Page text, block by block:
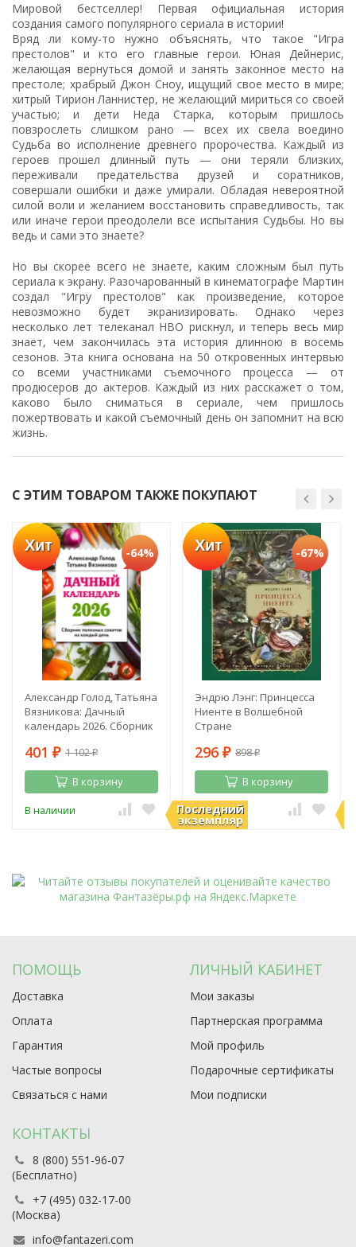
Мировой бестселлер! Первая официальная история
создания самого популярного сериала в истории!
Вряд ли кому-то нужно объяснять, что такое "Игра
престолов" и кто его главные герои. Юная Дейнерис,
желающая вернуться домой и занять законное место на
престоле; храбрый Джон Сноу, ищущий свое место в мире;
хитрый Тирион Ланнистер, не желающий мириться со своей
участью; и дети Неда Старка, которым пришлось
повзрослеть слишком рано — всех их свела воедино
Судьба во исполнение древнего пророчества. Каждый из
героев прошел длинный путь — они теряли близких,
переживали предательства друзей и соратников,
совершали ошибки и даже умирали. Обладая невероятной
силой воли и желанием восстановить справедливость, так
или иначе герои преодолели все испытания Судьбы. Но вы
ведь и сами это знаете?
Но вы скорее всего не знаете, каким сложным был путь
сериала к экрану. Разочарованный в кинематографе Мартин
создал "Игру престолов" как произведение, которое
невозможно будет экранизировать. Однако через
несколько лет телеканал HBO рискнул, и теперь весь мир
знает, чем закончилась эта история длинною в восемь
сезонов. Эта книга основана на 50 откровенных интервью
со всеми участниками съемочного процесса — от
продюсеров до актеров. Каждый из них расскажет о том,
каково было сниматься в сериале, чем пришлось
пожертвовать и какой съемочный день он запомнит на всю
жизнь.
С ЭТИМ ТОВАРОМ ТАКЖЕ ПОКУПАЮТ
Хит -64%
Александр Голод, Татьяна
Вязникова: Дачный
календарь 2026. Сборник
каждый день
401 ₽ 1 102₽
В корзину
В наличии
Хит
Последний
экземпляр
-67%
Эндрю Лэнг: Принцесса
Ниенте в Волшебной
Стране
296 ₽ 898₽
В корзину
В наличии
ПОМОЩЬ
Доставка
Оплата
Гарантия
Частые вопросы
Связаться с нами
ЛИЧНЫЙ КАБИНЕТ
Мои заказы
Партнерская программа
Мой профиль
Подарочные сертификаты
Мои подписки
КОНТАКТЫ
8 (800) 551-96-07
(Бесплатно)
+7 (495) 032-17-00
(Москва)
info@fantazeri.com